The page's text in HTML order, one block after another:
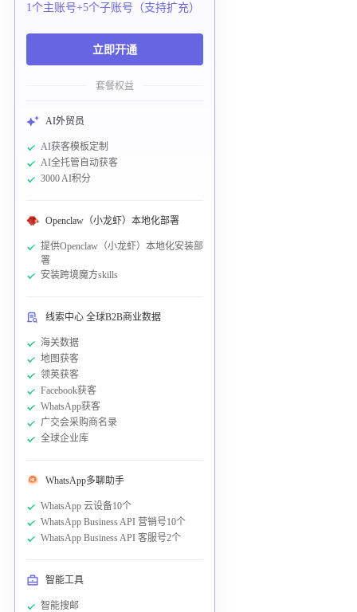
1个主账号+5个子账号（支持扩充）
立即开通
套餐权益
AI外贸员
AI获客模板定制
AI全托管自动获客
3000 AI积分
Openclaw（小龙虾）本地化部署
提供Openclaw（小龙虾）本地化安装部
署
安装跨境魔方skills
线索中心 全球B2B商业数据
海关数据
地图获客
领英获客
Facebook获客
WhatsApp获客
广交会采购商名录
全球企业库
WhatsApp多聊助手
WhatsApp 云设备10个
WhatsApp Business API 营销号10个
WhatsApp Business API 客服号2个
智能工具
智能搜邮